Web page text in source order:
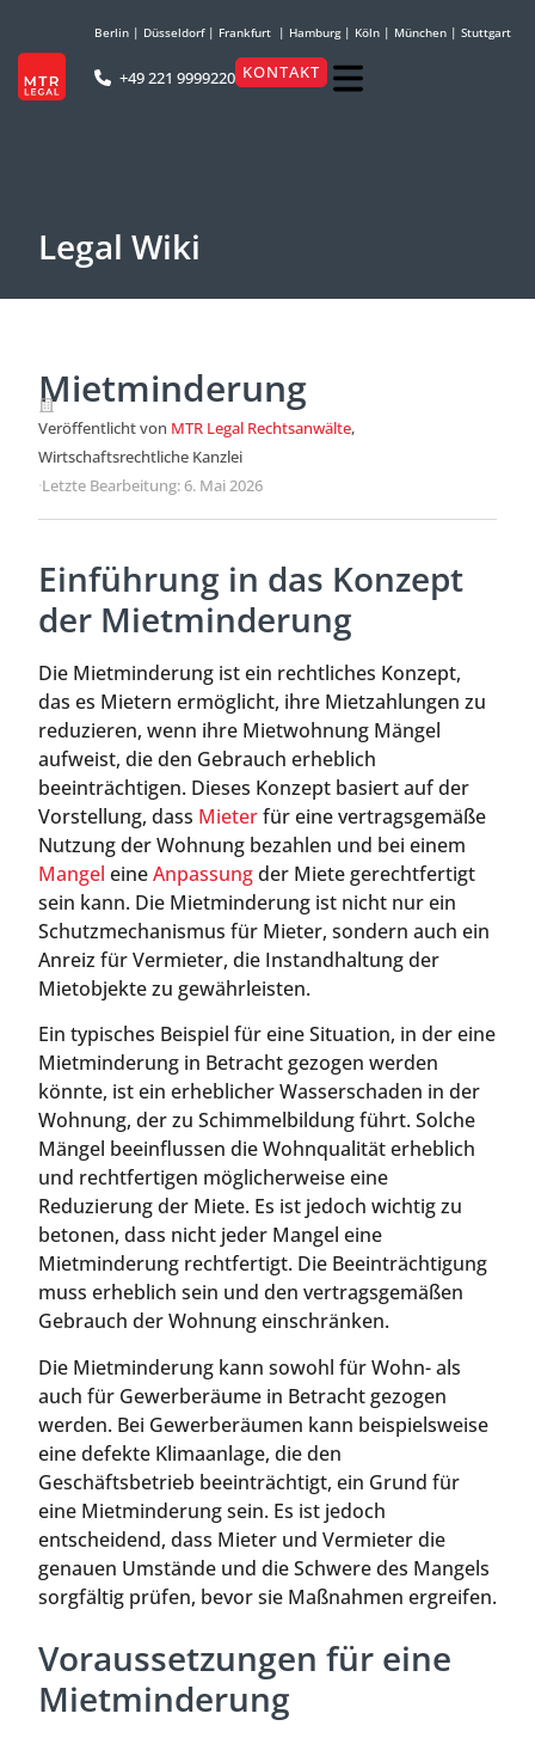
Berlin | Düsseldorf| Frankfurt | Hamburg| Köln | München | Stuttgart
+49 221 9999220 KONTAKT
Legal Wiki
Mietminderung
Veröffentlicht von MTR Legal Rechtsanwälte,
Wirtschaftsrechtliche Kanzlei
·Letzte Bearbeitung: 6. Mai 2026
Einführung in das Konzept
der Mietminderung
Die Mietminderung ist ein rechtliches Konzept,
das es Mietern ermöglicht, ihre Mietzahlungen zu
reduzieren, wenn ihre Mietwohnung Mängel
aufweist, die den Gebrauch erheblich
beeinträchtigen. Dieses Konzept basiert auf der
Vorstellung, dass Mieterfür eine vertragsgemäße
Nutzung der Wohnung bezahlen und bei einem
Mangel eineAnpassungder Miete gerechtfertigt
sein kann. Die Mietminderung ist nicht nur ein
Schutzmechanismus für Mieter, sondern auch ein
Anreiz für Vermieter, die Instandhaltung der
Mietobjekte zu gewährleisten.
Ein typisches Beispiel für eine Situation, in der eine
Mietminderung in Betracht gezogen werden
könnte, ist ein erheblicher Wasserschaden in der
Wohnung, der zu Schimmelbildung führt. Solche
Mängel beeinflussen die Wohnqualität erheblich
und rechtfertigen möglicherweise eine
Reduzierung der Miete. Es ist jedoch wichtig zu
betonen, dass nicht jeder Mangel eine
Mietminderung rechtfertigt. Die Beeinträchtigung
muss erheblich sein und den vertragsgemäßen
Gebrauch der Wohnung einschränken.
Die Mietminderung kann sowohl für Wohn- als
auch für Gewerberäume in Betracht gezogen
werden. Bei Gewerberäumen kann beispielsweise
eine defekte Klimaanlage, die den
Geschäftsbetrieb beeinträchtigt, ein Grund für
eine Mietminderung sein. Es ist jedoch
entscheidend, dass Mieter und Vermieter die
genauen Umstände und die Schwere des Mangels
sorgfältig prüfen, bevor sie Maßnahmen ergreifen.
Voraussetzungen für eine
Mietminderung